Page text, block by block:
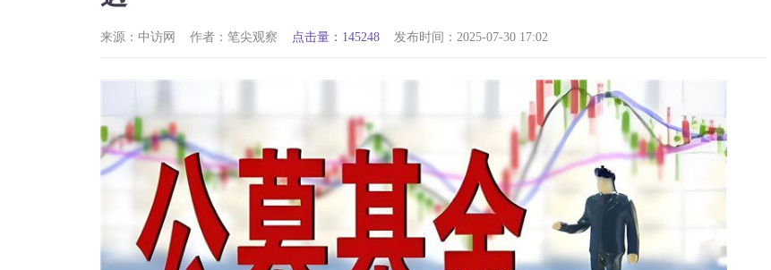
来源：中访网 作者：笔尖观察 点击量：145248 发布时间：2025-07-30 17:02